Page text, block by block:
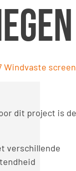
Windvaste
dit project is
verschillende